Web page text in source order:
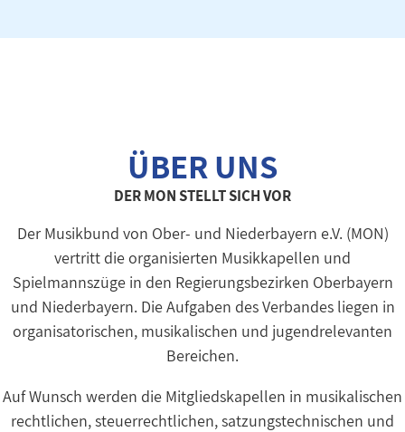
ÜBER UNS
DER MON STELLT SICH VOR
Der Musikbund von Ober- und Niederbayern e.V. (MON)
vertritt die organisierten Musikkapellen und
Spielmannszüge in den Regierungsbezirken Oberbayern
und Niederbayern. Die Aufgaben des Verbandes liegen in
organisatorischen, musikalischen und jugendrelevanten
Bereichen.
Auf Wunsch werden die Mitgliedskapellen in musikalischen
rechtlichen, steuerrechtlichen, satzungstechnischen und